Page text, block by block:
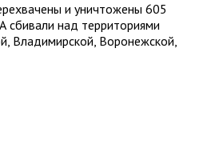
и уничтожены 605
сбивали над территориями
Владимирской, Воронежской,